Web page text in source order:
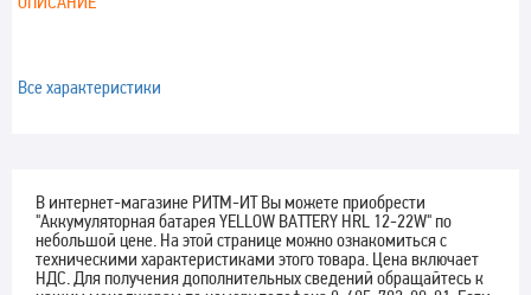
Все характеристики
В интернет-магазине РИТМ-ИТ Вы можете приобрести
"Аккумуляторная батарея YELLOW BATTERY HRL 12-22W" по
небольшой цене. На этой странице можно ознакомиться с
техническими характеристиками этого товара. Цена включает
НДС. Для получения дополнительных сведений обращайтесь к